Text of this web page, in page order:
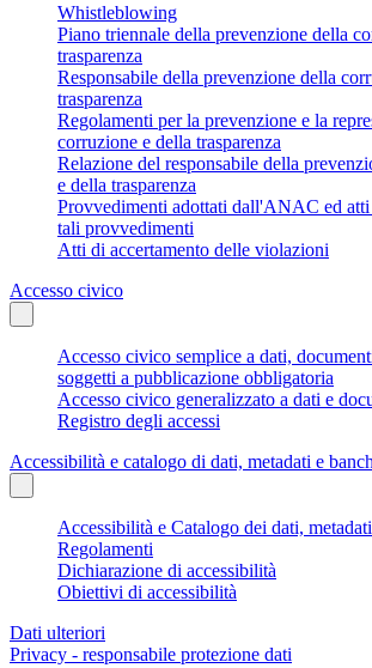
Whistleblowing
Piano triennale della prevenzione della
trasparenza
Responsabile della prevenzione della
trasparenza
Regolamenti per la prevenzione e la
corruzione e della trasparenza
Relazione del responsabile della
e della trasparenza
Provvedimenti adottati dall'ANAC ed atti
tali provvedimenti
Atti di accertamento delle violazioni
Accesso civico
Accesso civico semplice a dati,
soggetti a pubblicazione obbligatoria
Accesso civico generalizzato a dati e
Registro degli accessi
Accessibilità e catalogo di dati, metadati e
Accessibilità e Catalogo dei dati,
Regolamenti
Dichiarazione di accessibilità
Obiettivi di accessibilità
Dati ulteriori
Privacy - responsabile protezione dati